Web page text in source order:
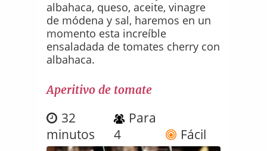
albahaca, queso, aceite, vinagre
de módena y sal, haremos en un
momento esta increíble
ensaladada de tomates cherry con
albahaca.
Aperitivo de tomate
32
minutos
Para
4
Fácil